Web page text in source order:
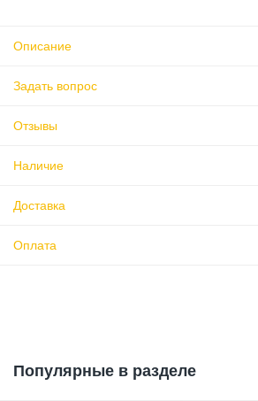
Описание
Задать вопрос
Отзывы
Наличие
Доставка
Оплата
Популярные в разделе